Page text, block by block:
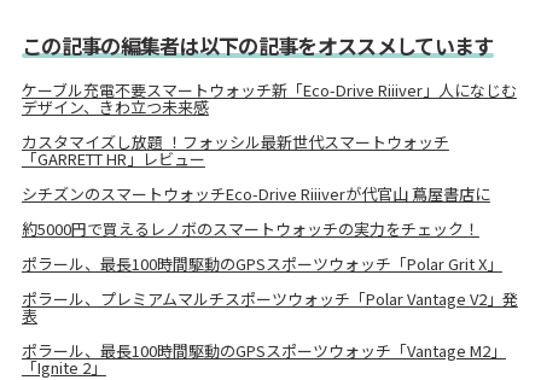
この記事の編集者は以下の記事をオススメしています
ケーブル充電不要スマートウォッチ新「Eco-Drive Riiiver」人になじむ
デザイン、きわ立つ未来感
カスタマイズし放題 ！フォッシル最新世代スマートウォッチ
「GARRETT HR」レビュー
シチズンのスマートウォッチEco-Drive Riiiverが代官山 蔦屋書店に
約5000円で買えるレノボのスマートウォッチの実力をチェック！
ポラール、最長100時間駆動のGPSスポーツウォッチ「Polar Grit X」
ポラール、プレミアムマルチスポーツウォッチ「Polar Vantage V2」発
表
ポラール、最長100時間駆動のGPSスポーツウォッチ「Vantage M2」
「Ignite 2」